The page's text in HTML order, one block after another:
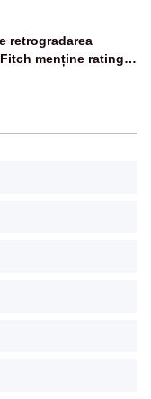
retrogradarea
menține ratingul
negativă